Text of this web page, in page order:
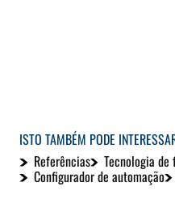
ISTO TAMBÉM PODE
Referências
Tecnologia
Configurador de automação